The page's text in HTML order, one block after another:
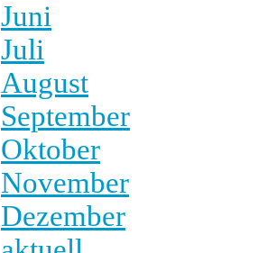
Juni
Juli
August
September
Oktober
November
Dezember